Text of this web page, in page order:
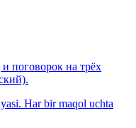
поговорок на трёх
Har bir maqol uchta